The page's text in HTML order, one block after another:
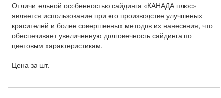
Отличительной особенностью сайдинга «КАНАДА плюс»
является использование при его производстве улучшеных
красителей и более совершенных методов их нанесения, что
обеспечивает увеличенную долговечность сайдинга по
цветовым характеристикам.
Цена за шт.